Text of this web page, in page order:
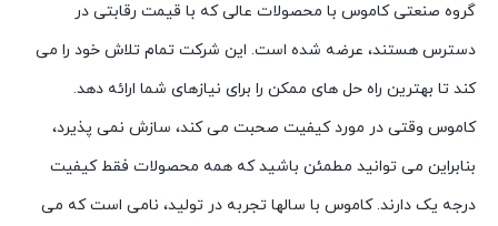
گروه صنعتی کاموس با محصولات عالی که با قیمت رقابتی در
دسترس هستند، عرضه شده است. این شرکت تمام تلاش خود را می
کند تا بهترین راه حل های ممکن را برای نیازهای شما ارائه دهد.
کاموس وقتی در مورد کیفیت صحبت می کند، سازش نمی پذیرد،
بنابراین می توانید مطمئن باشید که همه محصولات فقط کیفیت
درجه یک دارند. کاموس با سالها تجربه در تولید، نامی است که می